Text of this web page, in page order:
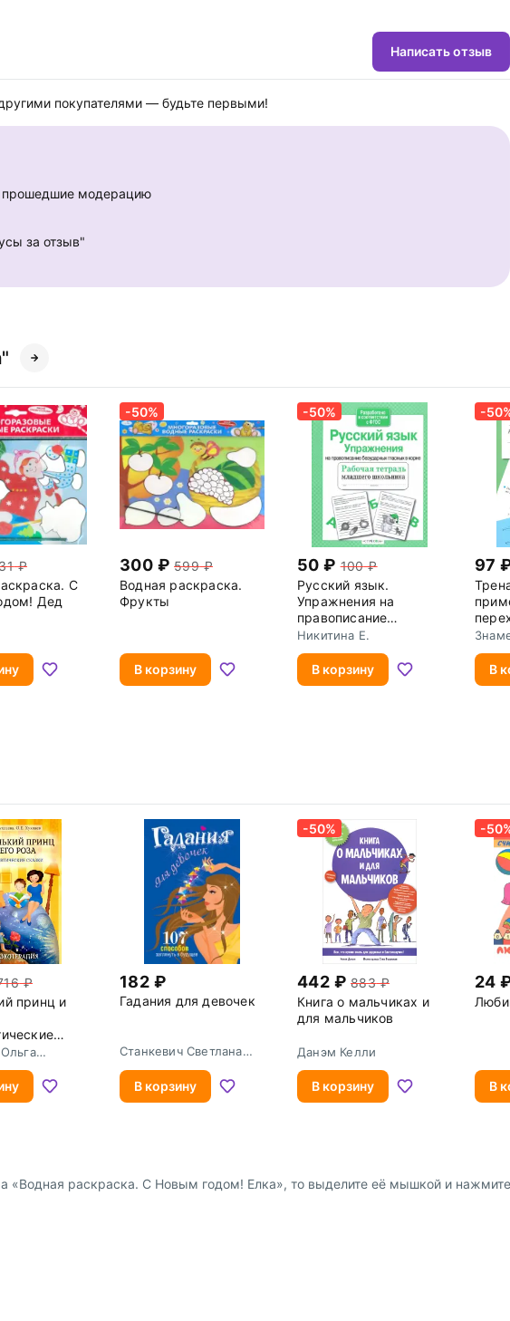
Написать отзыв
покупателями — будьте первыми!
прошедшие модерацию
за отзыв"
С
Дед
-50%
300
599
Водная раскраска.
Фрукты
В корзину
-50%
50
100
Русский язык.
Упражнения на
правописание
безударных гласных в
корне. Рабочая
тетрадь
Никитина Е.
В корзину
-
97
В
принц и
182
Гадания для девочек
Станкевич Светлана
В корзину
-50%
442
883
Книга о мальчиках и
для мальчиков
Данэм Келли
В корзину
-
24
В
«Водная раскраска. С Новым годом! Елка», то выделите её мышкой и